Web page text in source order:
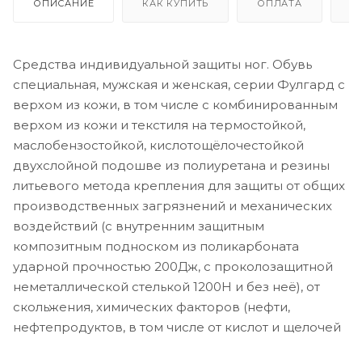
ОПИСАНИЕ КАК КУПИТЬ ОПЛАТА
Средства индивидуальной защиты ног. Обувь
специальная, мужская и женская, серии Фулгард с
верхом из кожи, в том числе с комбинированным
верхом из кожи и текстиля на термостойкой,
маслобензостойкой, кислотощёлочестойкой
двухслойной подошве из полиуретана и резины
литьевого метода крепления для защиты от общих
производственных загрязнений и механических
воздействий (с внутренним защитным
композитным подноском из поликарбоната
ударной прочностью 200Дж, с проколозащитной
неметаллической стелькой 1200Н и без неё), от
скольжения, химических факторов (нефти,
нефтепродуктов, в том числе от кислот и щелочей